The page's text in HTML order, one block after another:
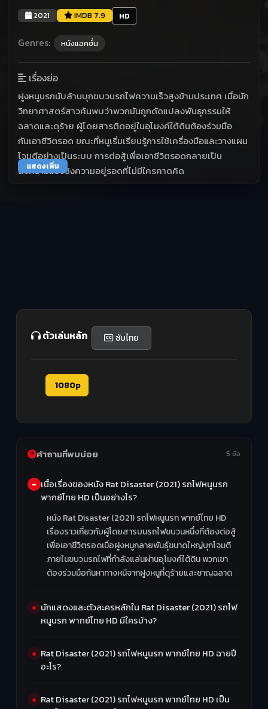
2021 IMDB 7.9 HD
Genres: หนังแอคชั่น
เรื่องย่อ
ฝูงหนูนรกนับล้านบุกขบวนรถไฟความเร็วสูงข้ามประเทศ เมื่อนัก
วิทยาศาสตร์สาวค้นพบว่าพวกมันถูกดัดแปลงพันธุกรรมให้
ฉลาดและดุร้าย ผู้โดยสารติดอยู่ในอุโมงค์ใต้ดินต้องร่วมมือ
กันเอาชีวิตรอด ขณะที่หนูเริ่มเรียนรู้การใช้เครื่องมือและวางแผน
โจมตีอย่างเป็นระบบ การต่อสู้เพื่อเอาชีวิตรอดกลายเป็น
สงครามแย่งชิงความอยู่รอดที่ไม่มีใครคาดคิด
แสดงเพิ่ม
ตัวเล่นหลัก ซับไทย
1080p
คำถามที่พบบ่อย 5 ข้อ
เนื้อเรื่องของหนัง Rat Disaster (2021) รถไฟหนูนรก
พากย์ไทย HD เป็นอย่างไร?
หนัง Rat Disaster (2021) รถไฟหนูนรก พากย์ไทย HD
เรื่องราวเกี่ยวกับผู้โดยสารบนรถไฟขบวนหนึ่งที่ต้องต่อสู้
เพื่อเอาชีวิตรอดเมื่อฝูงหนูกลายพันธุ์ขนาดใหญ่บุกโจมตี
ภายในขบวนรถไฟที่กำลังแล่นผ่านอุโมงค์ใต้ดิน พวกเขา
ต้องร่วมมือกันหาทางหนีจากฝูงหนูที่ดุร้ายและชาญฉลาด
นักแสดงและตัวละครหลักใน Rat Disaster (2021) รถไฟ
หนูนรก พากย์ไทย HD มีใครบ้าง?
Rat Disaster (2021) รถไฟหนูนรก พากย์ไทย HD ฉายปี
อะไร?
Rat Disaster (2021) รถไฟหนูนรก พากย์ไทย HD เป็น